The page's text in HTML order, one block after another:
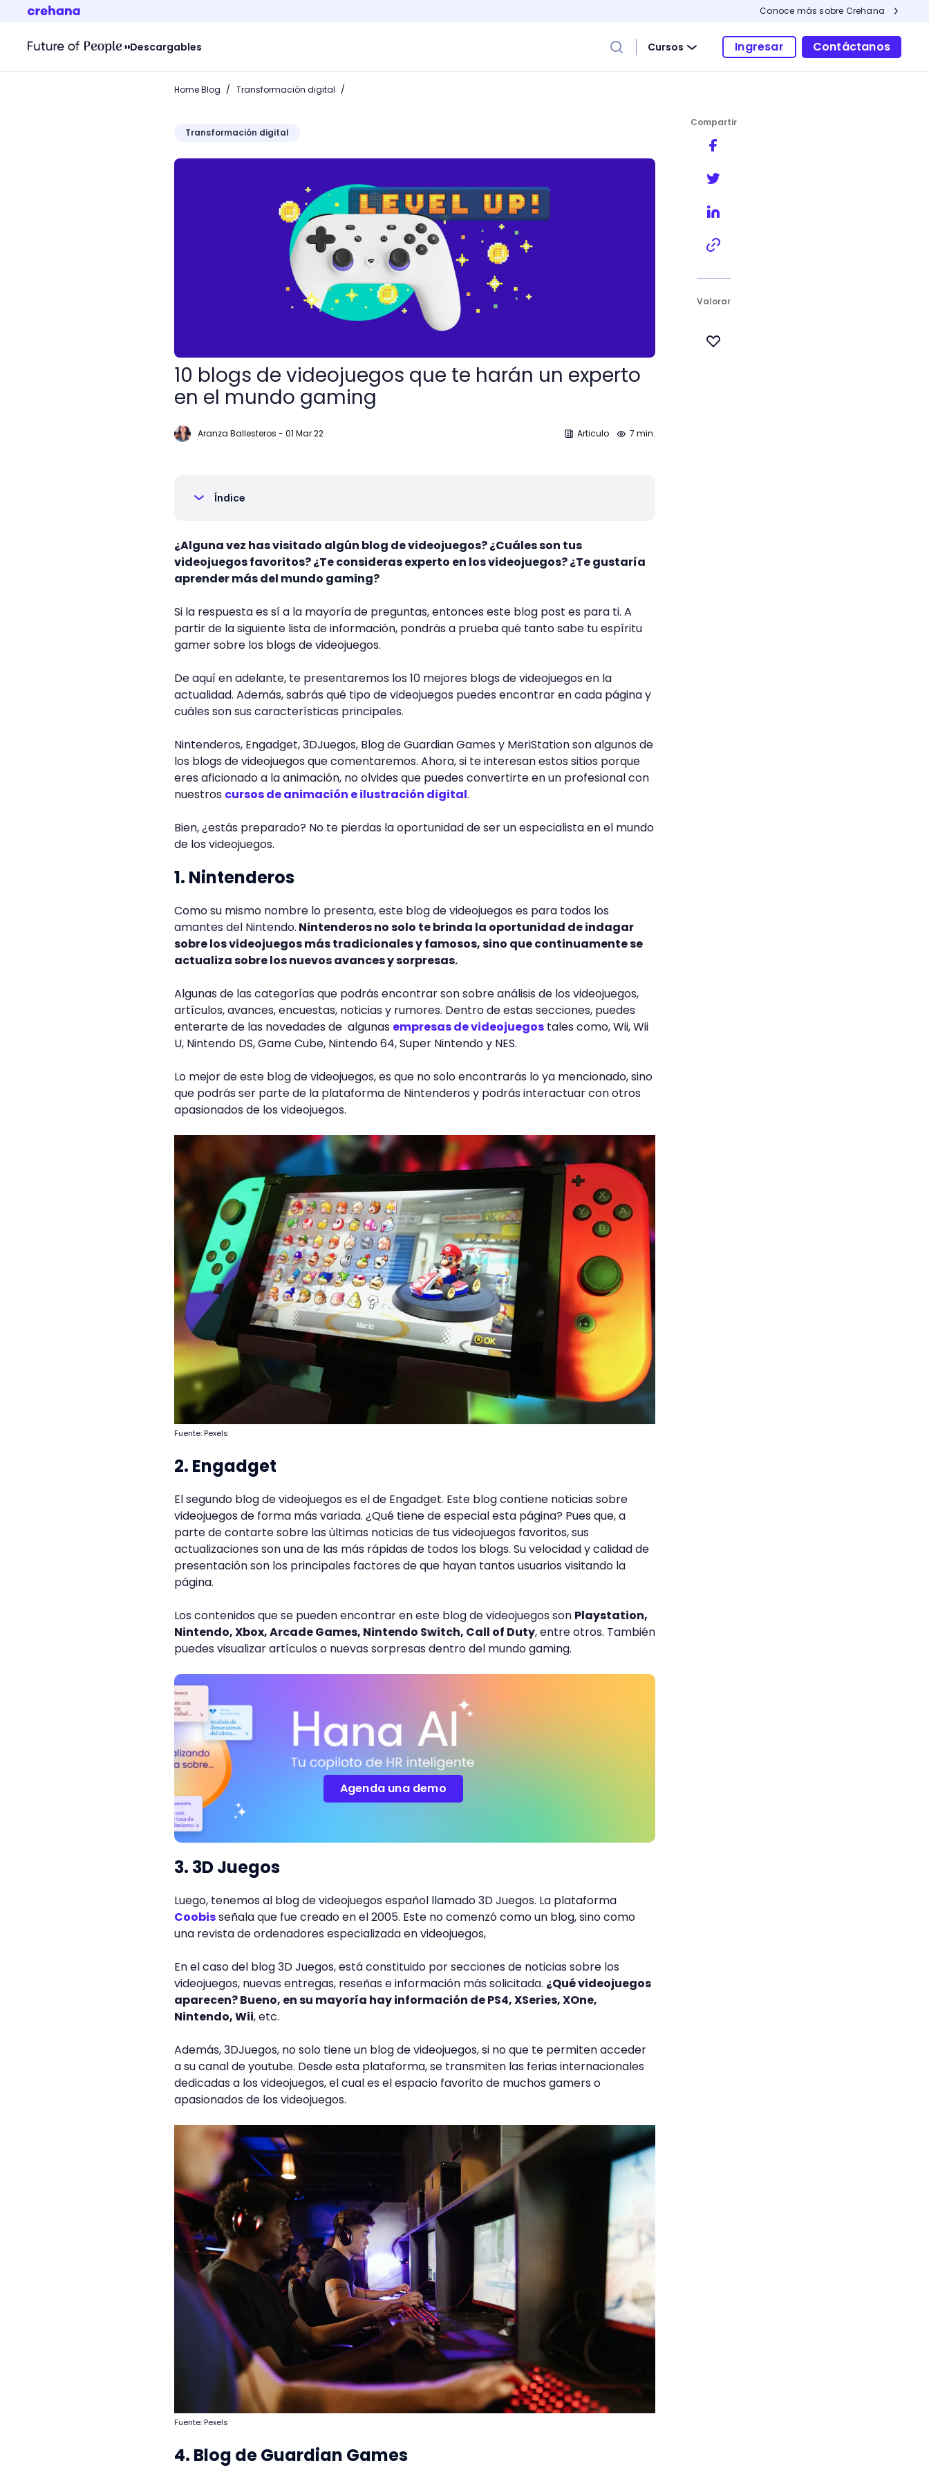
Conoce más sobre Crehana
Descargables Cursos Ingresar Contáctanos
Home Blog / Transformación digital /
Transformación digital
10 blogs de videojuegos que te harán un experto en el mundo gaming
10 blogs de videojuegos que te harán un experto
en el mundo gaming
Aranza Ballesteros - 01 Mar 22 Articulo 7 min.
Índice
¿Alguna vez has visitado algún blog de videojuegos? ¿Cuáles son tus
videojuegos favoritos? ¿Te consideras experto en los videojuegos? ¿Te gustaría
aprender más del mundo gaming?
Si la respuesta es sí a la mayoría de preguntas, entonces este blog post es para ti. A
partir de la siguiente lista de información, pondrás a prueba qué tanto sabe tu espíritu
gamer sobre los blogs de videojuegos.
De aquí en adelante, te presentaremos los 10 mejores blogs de videojuegos en la
actualidad. Además, sabrás qué tipo de videojuegos puedes encontrar en cada página y
cuáles son sus características principales.
Nintenderos, Engadget, 3DJuegos, Blog de Guardian Games y MeriStation son algunos de
los blogs de videojuegos que comentaremos. Ahora, si te interesan estos sitios porque
eres aficionado a la animación, no olvides que puedes convertirte en un profesional con
nuestros cursos de animación e ilustración digital.
Bien, ¿estás preparado? No te pierdas la oportunidad de ser un especialista en el mundo
de los videojuegos.
1. Nintenderos
Como su mismo nombre lo presenta, este blog de videojuegos es para todos los
amantes del Nintendo. Nintenderos no solo te brinda la oportunidad de indagar
sobre los videojuegos más tradicionales y famosos, sino que continuamente se
actualiza sobre los nuevos avances y sorpresas.
Algunas de las categorías que podrás encontrar son sobre análisis de los videojuegos,
artículos, avances, encuestas, noticias y rumores. Dentro de estas secciones, puedes
enterarte de las novedades de algunas empresas de videojuegos tales como, Wii, Wii
U, Nintendo DS, Game Cube, Nintendo 64, Super Nintendo y NES.
Lo mejor de este blog de videojuegos, es que no solo encontrarás lo ya mencionado, sino
que podrás ser parte de la plataforma de Nintenderos y podrás interactuar con otros
apasionados de los videojuegos.
Fuente: Pexels
2. Engadget
El segundo blog de videojuegos es el de Engadget. Este blog contiene noticias sobre
videojuegos de forma más variada. ¿Qué tiene de especial esta página? Pues que, a
parte de contarte sobre las últimas noticias de tus videojuegos favoritos, sus
actualizaciones son una de las más rápidas de todos los blogs. Su velocidad y calidad de
presentación son los principales factores de que hayan tantos usuarios visitando la
página.
Los contenidos que se pueden encontrar en este blog de videojuegos son Playstation,
Nintendo, Xbox, Arcade Games, Nintendo Switch, Call of Duty, entre otros. También
puedes visualizar artículos o nuevas sorpresas dentro del mundo gaming.
Agenda una demo
3. 3D Juegos
Luego, tenemos al blog de videojuegos español llamado 3D Juegos. La plataforma
Coobisseñala que fue creado en el 2005. Este no comenzó como un blog, sino como
una revista de ordenadores especializada en videojuegos,
En el caso del blog 3D Juegos, está constituido por secciones de noticias sobre los
videojuegos, nuevas entregas, reseñas e información más solicitada. ¿Qué videojuegos
aparecen? Bueno, en su mayoría hay información de PS4, XSeries, XOne,
Nintendo, Wii, etc.
Además, 3DJuegos, no solo tiene un blog de videojuegos, si no que te permiten acceder
a su canal de youtube. Desde esta plataforma, se transmiten las ferias internacionales
dedicadas a los videojuegos, el cual es el espacio favorito de muchos gamers o
apasionados de los videojuegos.
Fuente: Pexels
4. Blog de Guardian Games
Compartir
Valorar